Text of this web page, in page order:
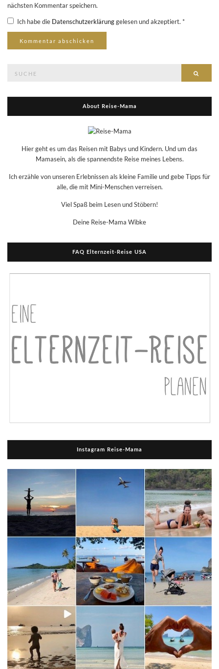
nächsten Kommentar speichern.
Ich habe die Datenschutzerklärunggelesen und akzeptiert. *
About Reise-Mama
Hier geht es um das Reisen mit Babys und Kindern. Und um das
Mamasein, als die spannendste Reise meines Lebens.
Ich erzähle von unseren Erlebnissen als kleine Familie und gebe Tipps für
alle, die mit Mini-Menschen verreisen.
Viel Spaß beim Lesen und Stöbern!
Deine Reise-Mama Wibke
FAQ Elternzeit-Reise USA
Instagram Reise-Mama